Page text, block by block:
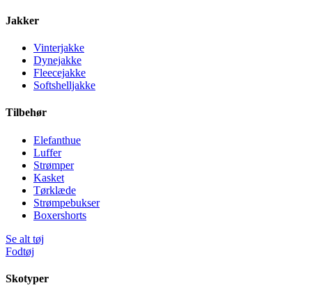
Jakker
Vinterjakke
Dynejakke
Fleecejakke
Softshelljakke
Tilbehør
Elefanthue
Luffer
Strømper
Kasket
Tørklæde
Strømpebukser
Boxershorts
Se alt tøj
Fodtøj
Skotyper